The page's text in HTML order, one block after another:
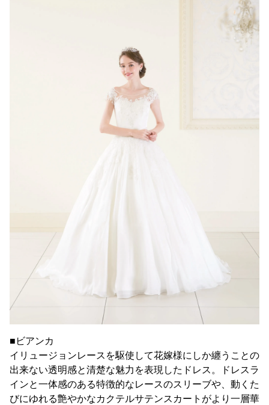
■ビアンカ
イリュージョンレースを駆使して花嫁様にしか纏うことの
出来ない透明感と清楚な魅力を表現したドレス。ドレスラ
インと一体感のある特徴的なレースのスリーブや、動くた
びにゆれる艶やかなカクテルサテンスカートがより一層華